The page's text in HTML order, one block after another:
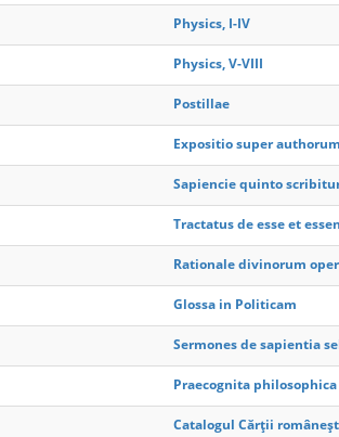
Physics, I-IV
Physics, V-VIII
Postillae
Expositio super
Sapiencie quinto
Tractatus de esse et
Rationale divinorum
Glossa in Politicam
Sermones de sapientia
Praecognita philosophica
Catalogul Cărții